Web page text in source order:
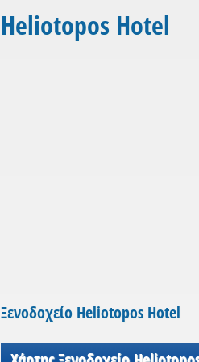
Heliotopos Hotel
Ξενοδοχείο Heliotopos Hotel